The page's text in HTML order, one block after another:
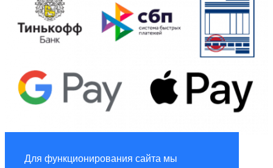
Для функционирования сайта мы
Global Marketing